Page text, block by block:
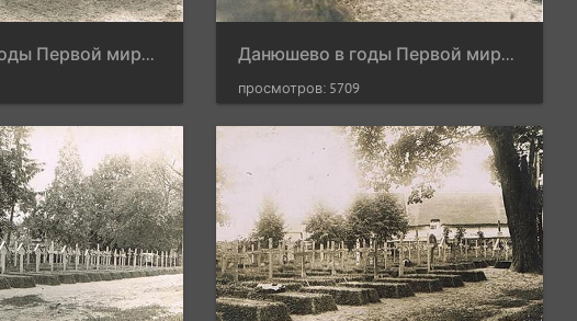
Данюшево в годы Первой мировой войны Данюшево в годы Первой мировой войны
просмотров: 5709